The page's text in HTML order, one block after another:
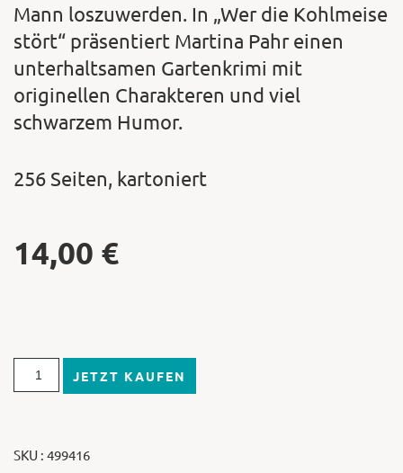
Mann loszuwerden. In „Wer die Kohlmeise
stört“ präsentiert Martina Pahr einen
unterhaltsamen Gartenkrimi mit
originellen Charakteren und viel
schwarzem Humor.
256 Seiten, kartoniert
14,00 €
JETZT KAUFEN
SKU : 499416